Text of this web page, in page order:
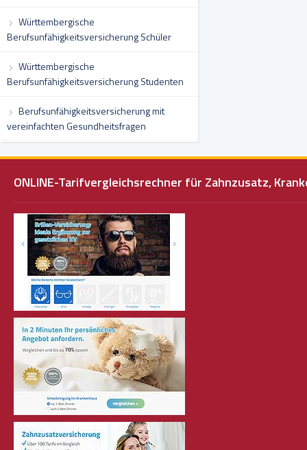
Württembergische
Berufsunfähigkeitsversicherung Schüler
Württembergische
Berufsunfähigkeitsversicherung Studenten
Berufsunfähigkeitsversicherung mit
vereinfachten Gesundheitsfragen
ONLINE-Tarifvergleichsrechner für Zahnzusatz,